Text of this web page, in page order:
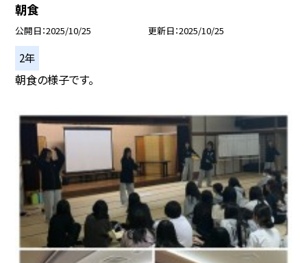
朝食
公開日 2025/10/25 更新日 2025/10/25
2年
朝食の様子です。